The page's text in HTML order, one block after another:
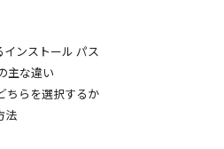
インストール パス
主な違い
ちらを選択するか
法